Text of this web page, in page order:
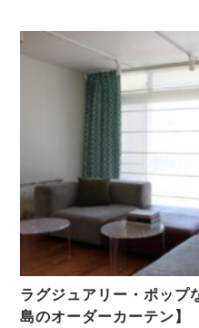
ラグジュアリー・ポップ
島のオーダーカーテン】